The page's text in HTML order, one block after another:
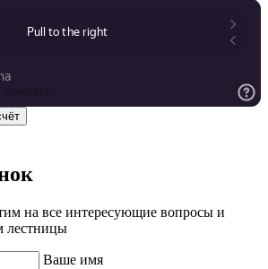
на все интересующие вопросы и
лестницы
Ваше имя